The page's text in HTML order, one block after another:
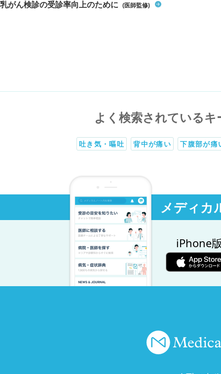
乳がん検診の受診率向上のために (医師監修)
よく検索されているキ
吐き気・嘔吐 背中が痛い 下腹部が痛
メディカ
iPhone